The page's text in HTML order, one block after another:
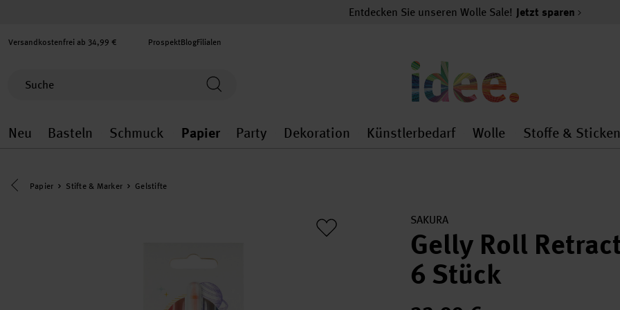
Entdecken Sie unseren Wolle Sale! Jetzt sparen
Versandkostenfrei ab 34,99 € ProspektBlogFilialen
Neu
Neu general.openMenu
Basteln
Basteln general.openMenu
Schmuck
Schmuck general.openMenu
Papier
Papier general.openMenu
Party
Party general.openMenu
Dekoration
Dekoration general.openMenu
Künstlerbedarf
Künstlerbedarf
Wolle
Wolle
Stoffe & Sticken
Eine Kategorie zurück navigieren
Papier Stifte & Marker Gelstifte
SAKURA
Gelly Roll
6 Stück